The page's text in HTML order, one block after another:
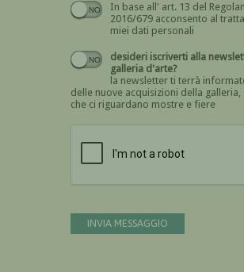
In base all' art. 13 del
2016/679 acconsento al trattamento dei
miei dati personali
Devi
desideri iscriverti alla newsletter di
galleria d'arte?
la newsletter ti terrà
delle nuove acquisizioni della galleria,
che ci riguardano mostre e fiere
INVIA MESSAGGIO